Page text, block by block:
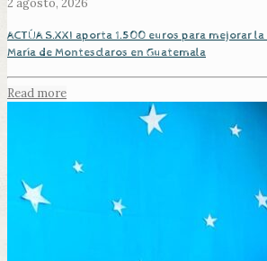
ACTÚA S.XXI aporta 1.500 euros para mejorar
María de Montesclaros en Guatemala
Read more